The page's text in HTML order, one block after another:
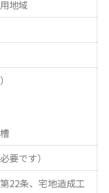
地域
要です）
22条、宅地造成工